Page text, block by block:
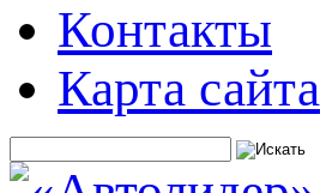
Контакты
Карта сайта